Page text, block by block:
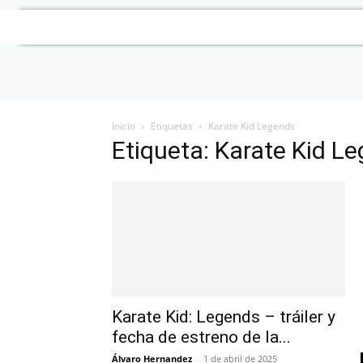
Inicio Etiquetas Karate Kid Legends
Etiqueta: Karate Kid
Karate Kid: Legends – tráiler y
fecha de estreno de la...
Álvaro Hernandez - 1 de abril de 2025